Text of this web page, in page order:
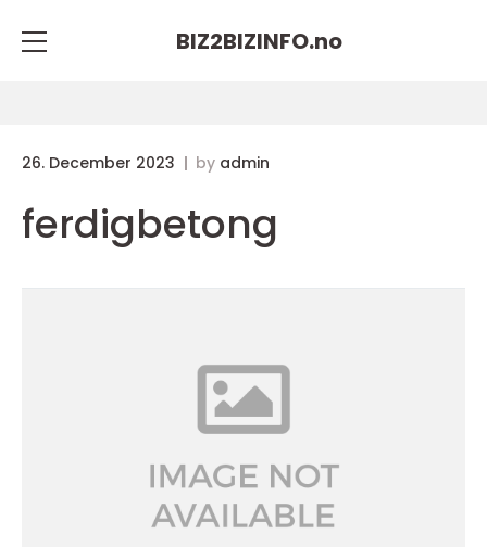
BIZ2BIZINFO.no
26. December 2023 by admin
ferdigbetong